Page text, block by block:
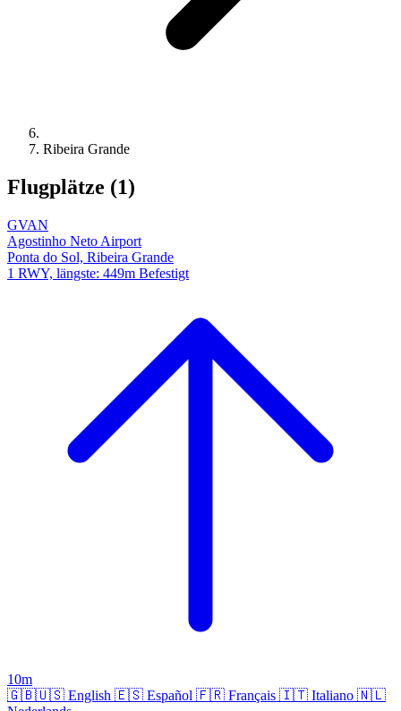
Ribeira Grande
Flugplätze (1)
GVAN
Agostinho Neto Airport
Ponta do Sol, Ribeira Grande
1 RWY, längste: 449m Befestigt
10m
🇬🇧🇺🇸 English 🇪🇸 Español 🇫🇷 Français 🇮🇹 Italiano 🇳🇱